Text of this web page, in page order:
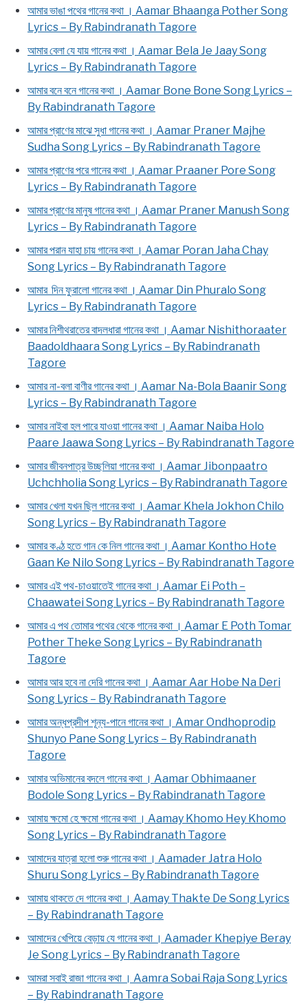
আমার ভাঙা পথের গানের কথা । Aamar Bhaanga Pother Song
Lyrics – By Rabindranath Tagore
আমার বেলা যে যায় গানের কথা । Aamar Bela Je Jaay Song
Lyrics – By Rabindranath Tagore
আমার বনে বনে গানের কথা । Aamar Bone Bone Song Lyrics –
By Rabindranath Tagore
আমার প্রাণের মাঝে সুধা গানের কথা । Aamar Praner Majhe
Sudha Song Lyrics – By Rabindranath Tagore
আমার প্রাণের পরে গানের কথা । Aamar Praaner Pore Song
Lyrics – By Rabindranath Tagore
আমার প্রাণের মানুষ গানের কথা । Aamar Praner Manush Song
Lyrics – By Rabindranath Tagore
আমার পরান যাহা চায় গানের কথা । Aamar Poran Jaha Chay
Song Lyrics – By Rabindranath Tagore
আমার দিন ফুরালো গানের কথা । Aamar Din Phuralo Song
Lyrics – By Rabindranath Tagore
আমার নিশীথরাতের বাদলধারা গানের কথা । Aamar Nishithoraater
Baadoldhaara Song Lyrics – By Rabindranath
Tagore
আমার না-বলা বাণীর গানের কথা । Aamar Na-Bola Baanir Song
Lyrics – By Rabindranath Tagore
আমার নাইবা হল পারে যাওয়া গানের কথা । Aamar Naiba Holo
Paare Jaawa Song Lyrics – By Rabindranath Tagore
আমার জীবনপাত্র উচ্ছলিয়া গানের কথা । Aamar Jibonpaatro
Uchchholia Song Lyrics – By Rabindranath Tagore
আমার খেলা যখন ছিল গানের কথা । Aamar Khela Jokhon Chilo
Song Lyrics – By Rabindranath Tagore
আমার কণ্ঠ হতে গান কে নিল গানের কথা । Aamar Kontho Hote
Gaan Ke Nilo Song Lyrics – By Rabindranath Tagore
আমার এই পথ-চাওয়াতেই গানের কথা । Aamar Ei Poth –
Chaawatei Song Lyrics – By Rabindranath Tagore
আমার এ পথ তোমার পথের থেকে গানের কথা । Aamar E Poth Tomar
Pother Theke Song Lyrics – By Rabindranath
Tagore
আমার আর হবে না দেরি গানের কথা । Aamar Aar Hobe Na Deri
Song Lyrics – By Rabindranath Tagore
আমার অন্ধপ্রদীপ শূন্য-পানে গানের কথা । Amar Ondhoprodip
Shunyo Pane Song Lyrics – By Rabindranath
Tagore
আমার অভিমানের বদলে গানের কথা । Aamar Obhimaaner
Bodole Song Lyrics – By Rabindranath Tagore
আমায় ক্ষমো হে ক্ষমো গানের কথা । Aamay Khomo Hey Khomo
Song Lyrics – By Rabindranath Tagore
আমাদের যাত্রা হলো শুরু গানের কথা । Aamader Jatra Holo
Shuru Song Lyrics – By Rabindranath Tagore
আমায় থাকতে দে গানের কথা । Aamay Thakte De Song Lyrics
– By Rabindranath Tagore
আমাদের খেপিয়ে বেড়ায় যে গানের কথা । Aamader Khepiye Beray
Je Song Lyrics – By Rabindranath Tagore
আমরা সবাই রাজা গানের কথা । Aamra Sobai Raja Song Lyrics
– By Rabindranath Tagore